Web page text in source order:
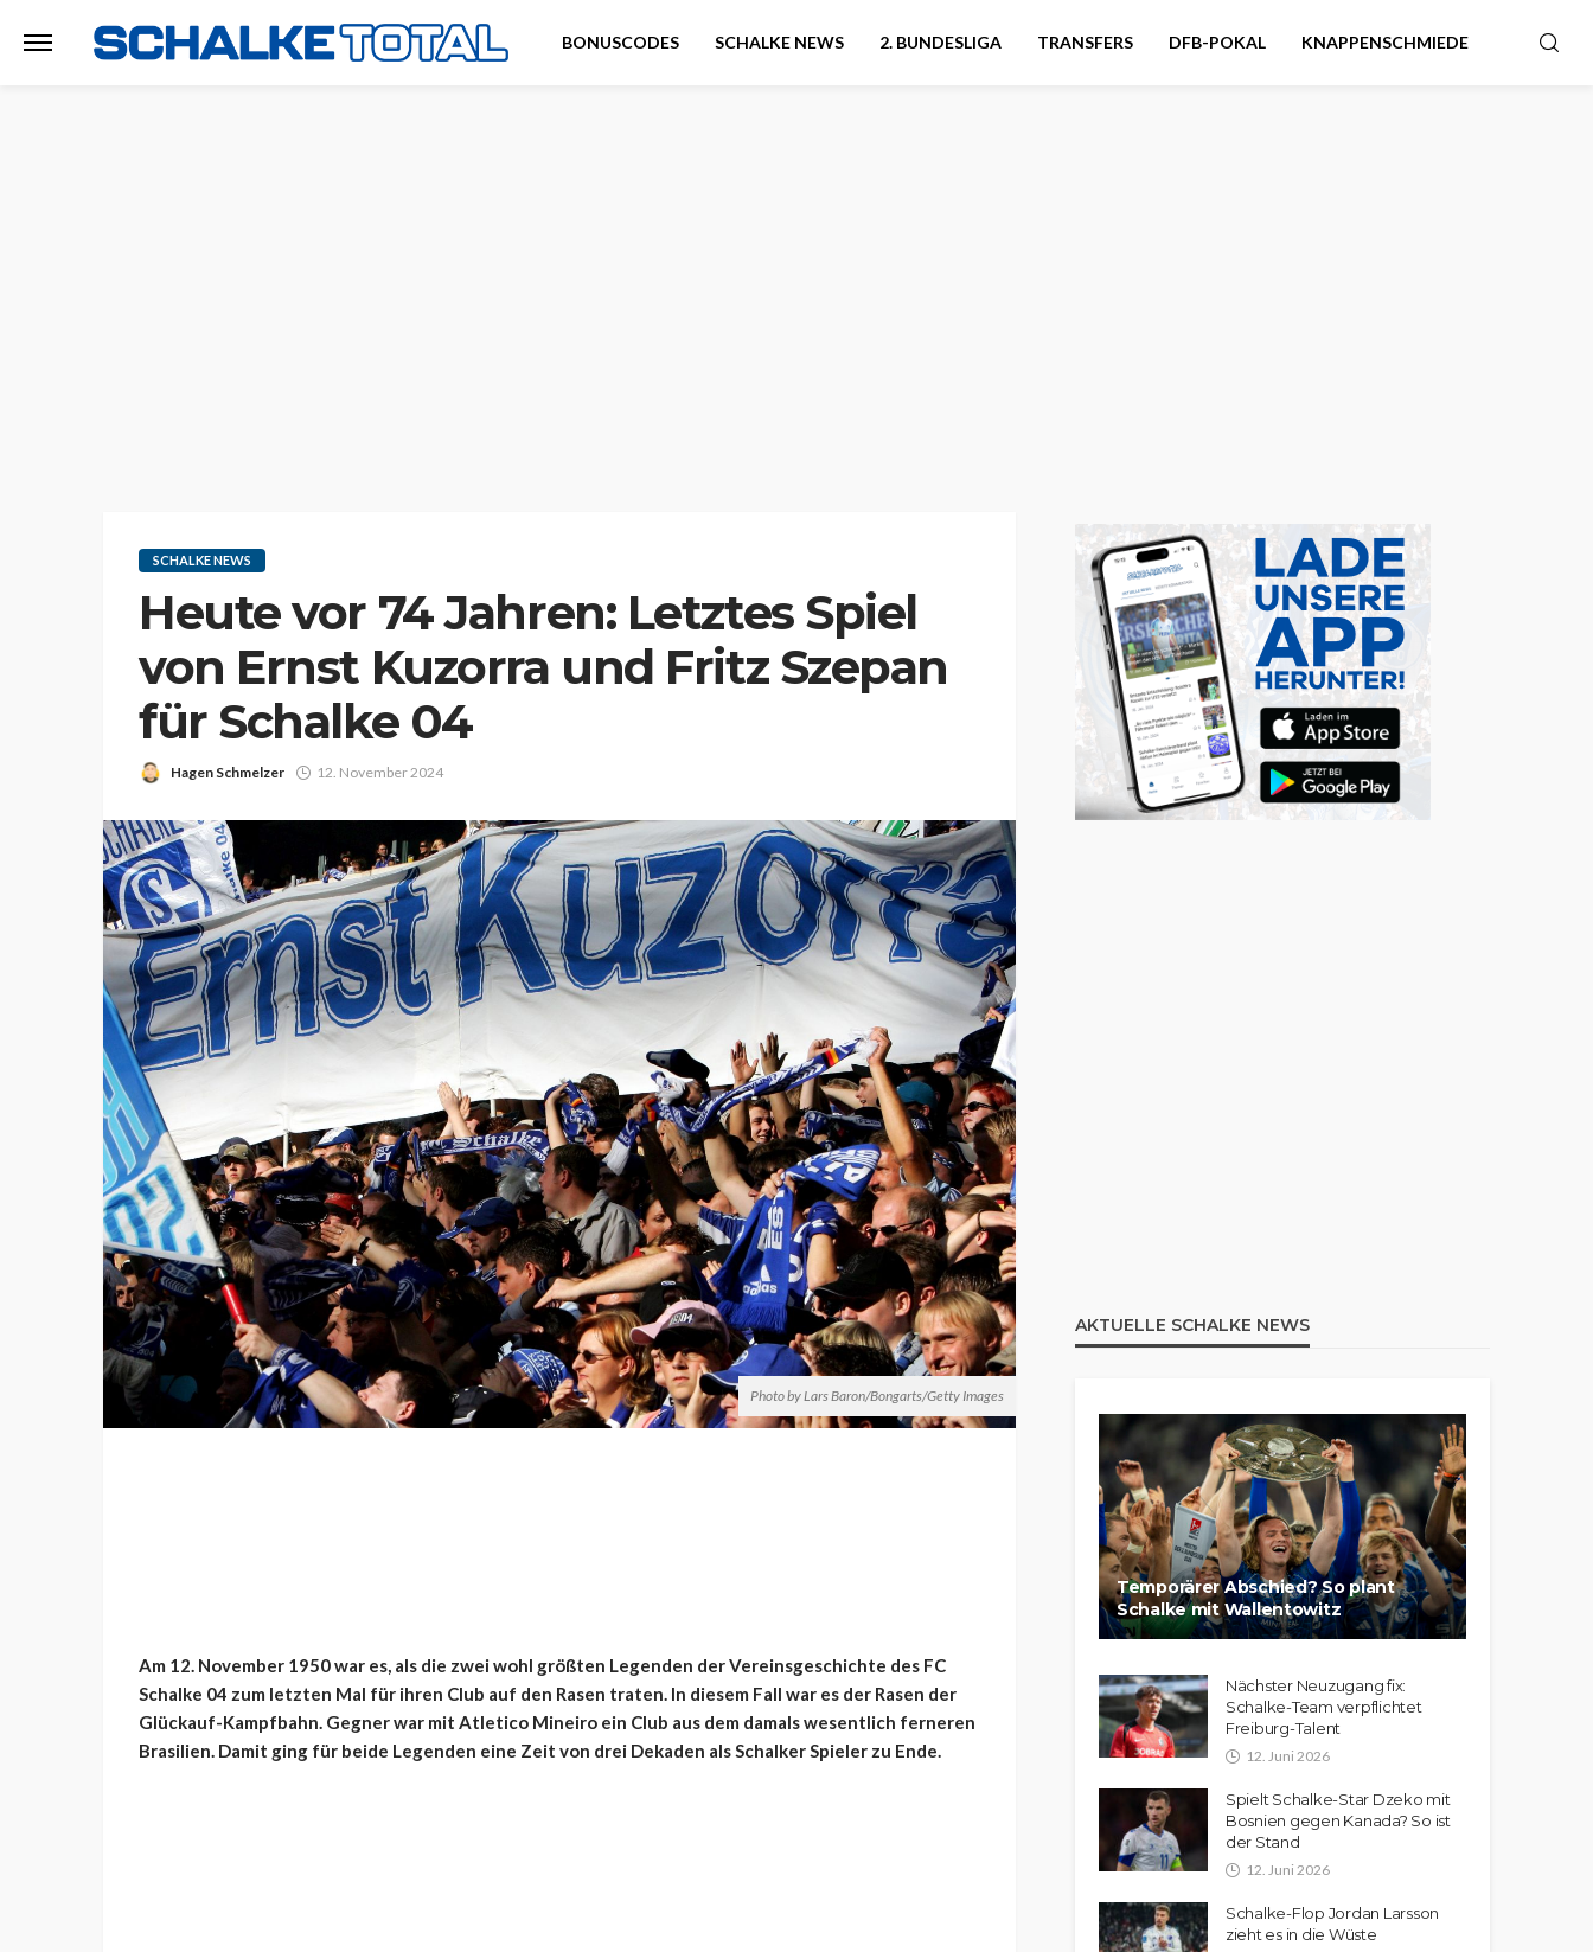
BONUSCODES SCHALKE NEWS 2. BUNDESLIGA TRANSFERS DFB-POKAL KNAPPENSCHMIEDE
SCHALKE NEWS
Heute vor 74 Jahren: Letztes Spiel
von Ernst Kuzorra und Fritz Szepan
für Schalke 04
Hagen Schmelzer 12. November 2024
Photo by Lars Baron/Bongarts/Getty Images
Am 12. November 1950 war es, als die zwei wohl größten Legenden der Vereinsgeschichte des FC
Schalke 04 zum letzten Mal für ihren Club auf den Rasen traten. In diesem Fall war es der Rasen der
Glückauf-Kampfbahn. Gegner war mit Atletico Mineiro ein Club aus dem damals wesentlich ferneren
Brasilien. Damit ging für beide Legenden eine Zeit von drei Dekaden als Schalker Spieler zu Ende.
AKTUELLE SCHALKE NEWS
Temporärer Abschied? So plant
Schalke mit Wallentowitz
Nächster Neuzugang fix:
Schalke-Team verpflichtet
Freiburg-Talent
12. Juni 2026
Spielt Schalke-Star Dzeko mit
Bosnien gegen Kanada? So ist
der Stand
12. Juni 2026
Schalke-Flop Jordan Larsson
zieht es in die Wüste